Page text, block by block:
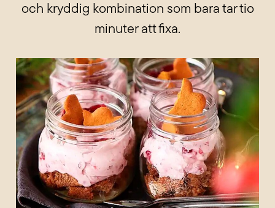
och kryddig kombination som bara tar tio
minuter att fixa.